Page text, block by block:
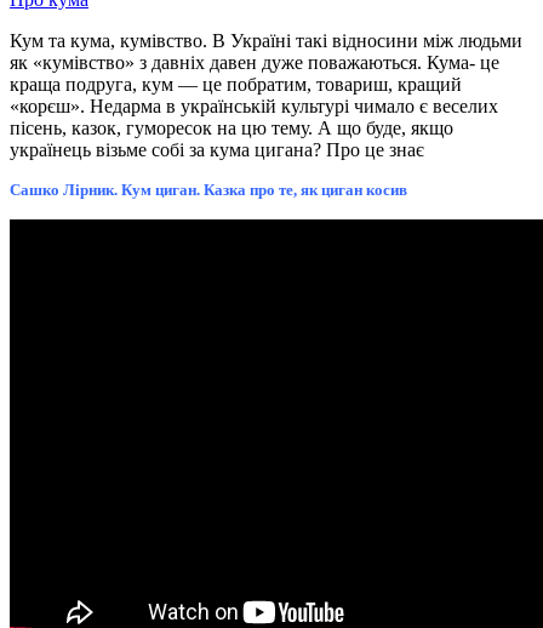
Кум та кума, кумівство. В Україні такі відносини між людьми
як «кумівство» з давніх давен дуже поважаються. Кума- це
краща подруга, кум — це побратим, товариш, кращий
«корєш». Недарма в українській культурі чимало є веселих
пісень, казок, гуморесок на цю тему. А що буде, якщо
українець візьме собі за кума цигана? Про це знає
Сашко Лірник. Кум циган. Казка про те, як циган косив